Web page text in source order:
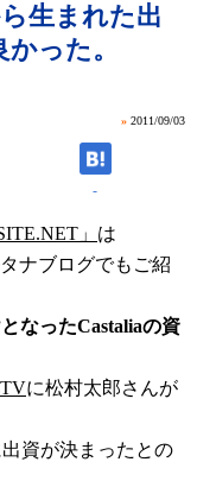
生まれた出
った。
» 2011/09/03
-
」 は
ナブログでもご紹
なったCastaliaの資
に松村太郎さんが
出資が決まったとの